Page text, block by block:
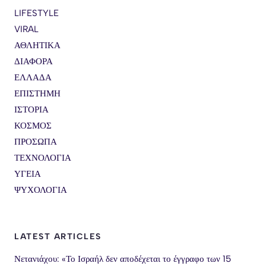
LIFESTYLE
VIRAL
ΑΘΛΗΤΙΚΑ
ΔΙΑΦΟΡΑ
ΕΛΛΑΔΑ
ΕΠΙΣΤΗΜΗ
ΙΣΤΟΡΙΑ
ΚΟΣΜΟΣ
ΠΡΟΣΩΠΑ
ΤΕΧΝΟΛΟΓΙΑ
ΥΓΕΙΑ
ΨΥΧΟΛΟΓΙΑ
LATEST ARTICLES
Νετανιάχου: «Το Ισραήλ δεν αποδέχεται το έγγραφο των 15